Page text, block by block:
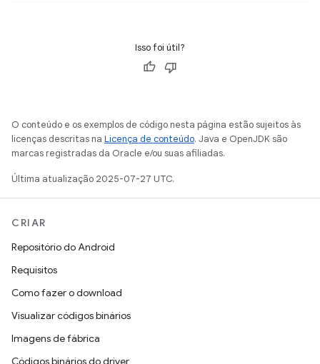
Isso foi útil?
O conteúdo e os exemplos de código nesta página estão sujeitos às
licenças descritas na Licença de conteúdo. Java e OpenJDK são
marcas registradas da Oracle e/ou suas afiliadas.
Última atualização 2025-07-27 UTC.
CRIAR
Repositório do Android
Requisitos
Como fazer o download
Visualizar códigos binários
Imagens de fábrica
Códigos binários do driver